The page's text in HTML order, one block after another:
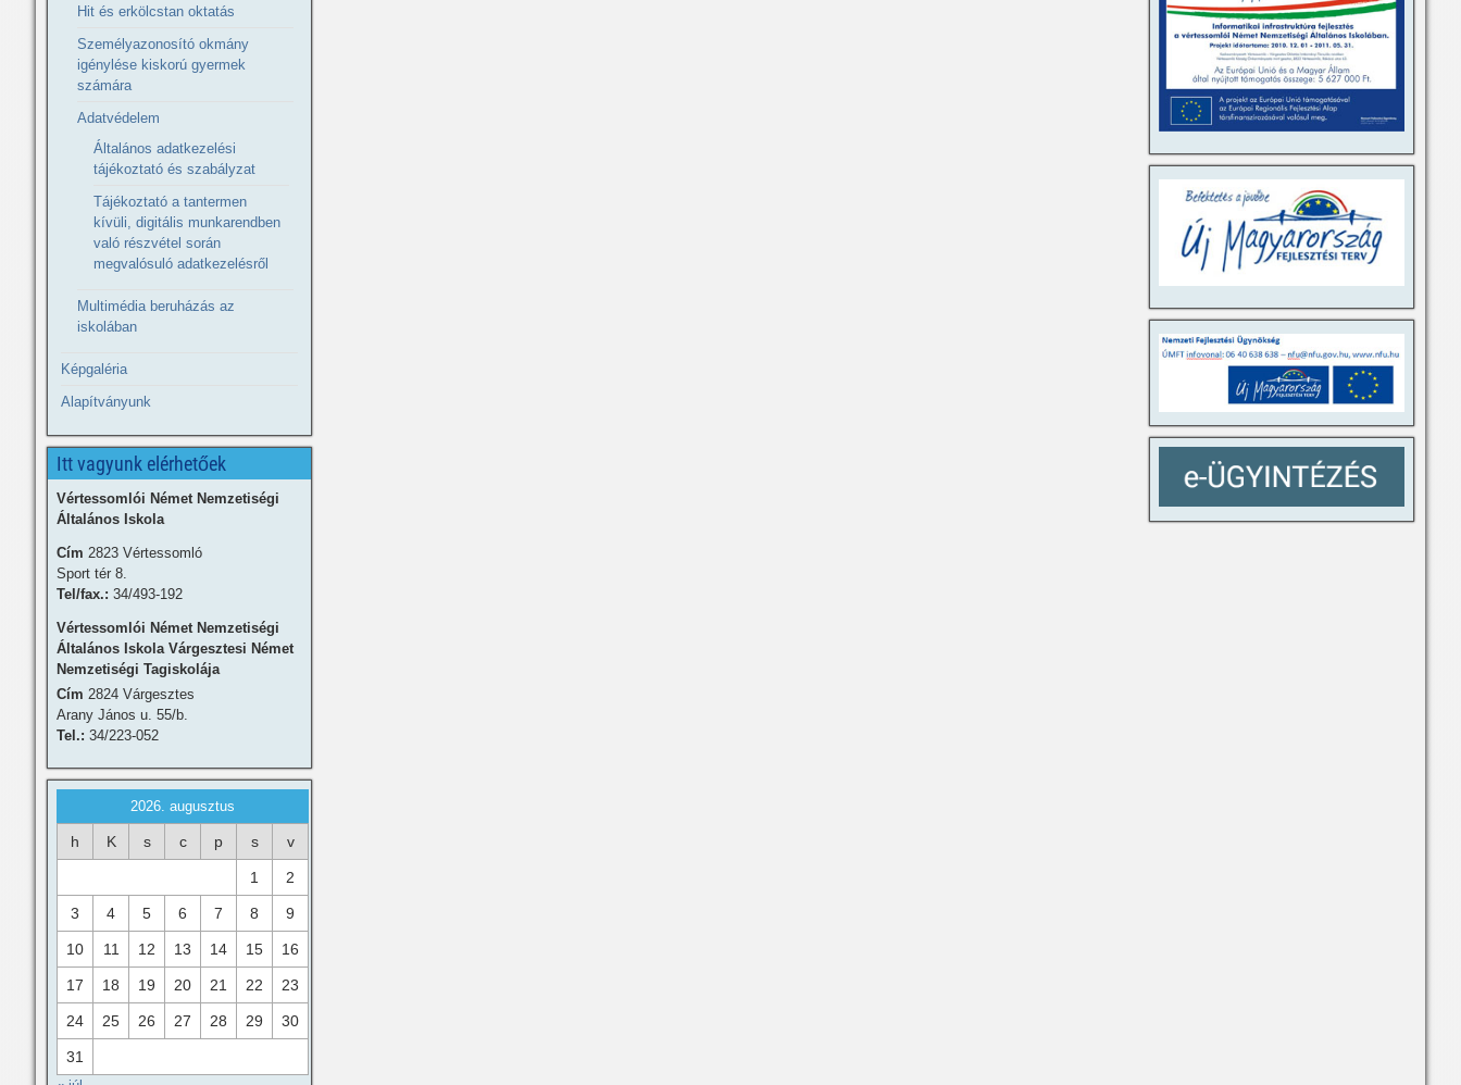
Hit és erkölcstan oktatás
Személyazonosító okmány
igénylése kiskorú gyermek
számára
Adatvédelem
Általános adatkezelési
tájékoztató és szabályzat
Tájékoztató a tantermen
kívüli, digitális munkarendben
való részvétel során
megvalósuló adatkezelésről
Multimédia beruházás az
iskolában
Képgaléria
Alapítványunk
Itt vagyunk elérhetőek
Vértessomlói Német Nemzetiségi
Általános Iskola
Cím 2823 Vértessomló
Sport tér 8.
Tel/fax.: 34/493-192
Vértessomlói Német Nemzetiségi
Általános Iskola Várgesztesi Német
Nemzetiségi Tagiskolája
Cím 2824 Várgesztes
Arany János u. 55/b.
Tel.: 34/223-052
2026. augusztus
h K s c p s v
1 2
3 4 5 6 7 8 9
10 11 12 13 14 15 16
17 18 19 20 21 22 23
24 25 26 27 28 29 30
31